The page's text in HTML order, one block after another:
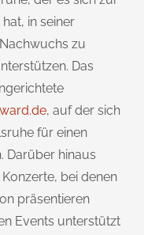
in seiner
zu
Das
, auf der sich
für einen
Darüber hinaus
bei denen
präsentieren
Events unterstützt